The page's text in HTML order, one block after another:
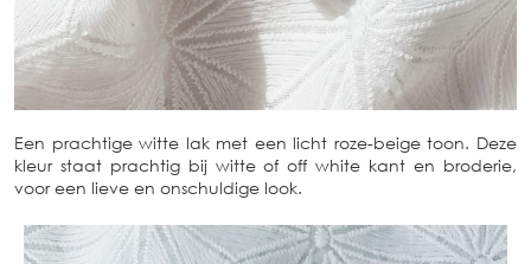
Een prachtige witte lak met een licht roze-beige toon. Deze
kleur staat prachtig bij witte of off white kant en broderie,
voor een lieve en onschuldige look.